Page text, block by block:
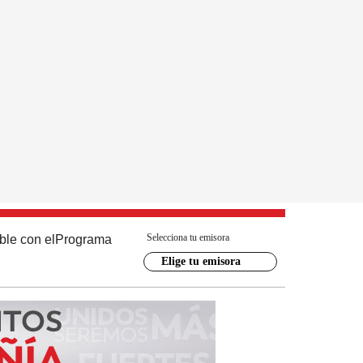
con el Programa Selecciona tu emisora
Elige tu emisora